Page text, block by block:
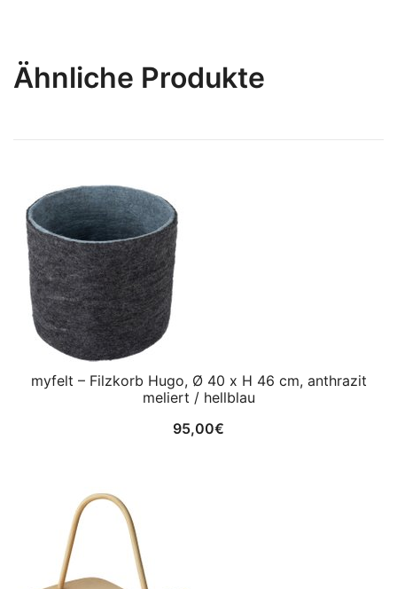
Ähnliche Produkte
myfelt – Filzkorb Hugo, Ø 40 x H 46 cm, anthrazit
meliert / hellblau
95,00€